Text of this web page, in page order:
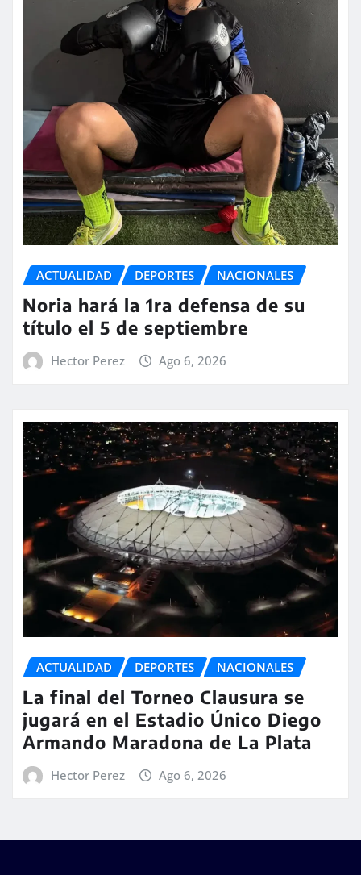
ACTUALIDAD DEPORTES NACIONALES
Noria hará la 1ra defensa de su
título el 5 de septiembre
Hector Perez Ago 6, 2026
ACTUALIDAD DEPORTES NACIONALES
La final del Torneo Clausura se
jugará en el Estadio Único Diego
Armando Maradona de La Plata
Hector Perez Ago 6, 2026